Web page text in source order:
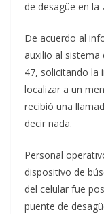
de desagüe en la
De acuerdo al
auxilio al sistema
47, solicitando la
localizar a un
recibió una
decir nada.
Personal
dispositivo de
del celular fue
puente de